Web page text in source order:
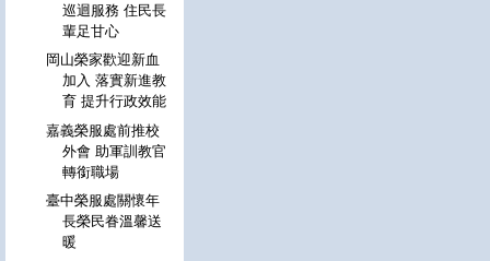
巡迴服務 住民長
輩足甘心
岡山榮家歡迎新血
加入 落實新進教
育 提升行政效能
嘉義榮服處前推校
外會 助軍訓教官
轉銜職場
臺中榮服處關懷年
長榮民眷溫馨送
暖